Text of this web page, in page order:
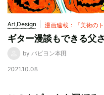
Art,Design 漫画連載：『美術のト
ギター漫談もできる父
by パピヨン本田
2021.10.08